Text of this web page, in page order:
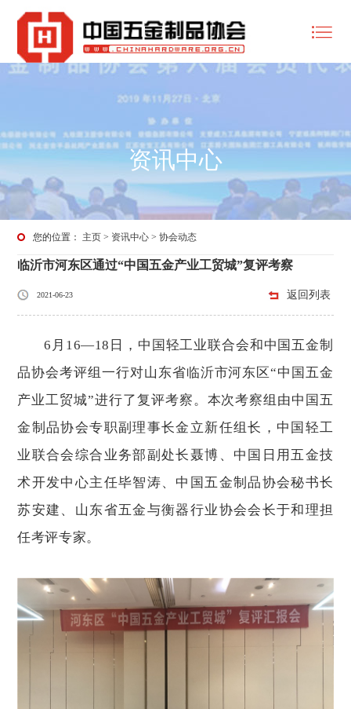
资讯中心
您的位置： 主页 > 资讯中心 >协会动态
临沂市河东区通过“中国五金产业工贸城”复评考察
2021-06-23 返回列表
6月16—18日，中国轻工业联合会和中国五金制
品协会考评组一行对山东省临沂市河东区“中国五金
产业工贸城”进行了复评考察。本次考察组由中国五
金制品协会专职副理事长金立新任组长，中国轻工
业联合会综合业务部副处长聂博、中国日用五金技
术开发中心主任毕智涛、中国五金制品协会秘书长
苏安建、山东省五金与衡器行业协会会长于和理担
任考评专家。